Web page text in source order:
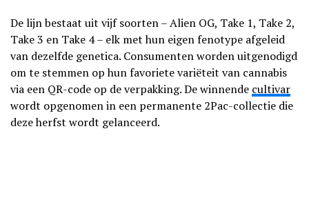
De lijn bestaat uit vijf soorten – Alien OG, Take 1, Take 2,
Take 3 en Take 4 – elk met hun eigen fenotype afgeleid
van dezelfde genetica. Consumenten worden uitgenodigd
om te stemmen op hun favoriete variëteit van cannabis
via een QR-code op de verpakking. De winnende cultivar
wordt opgenomen in een permanente 2Pac-collectie die
deze herfst wordt gelanceerd.